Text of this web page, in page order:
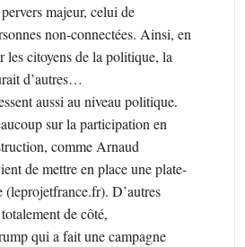
majeur, celui de
non-connectées. Ainsi, en
les citoyens de la politique, la
d’autres…
aussi au niveau politique.
sur la participation en
comme Arnaud
de mettre en place une plate-
(leprojetfrance.fr). D’autres
de côté,
qui a fait une campagne